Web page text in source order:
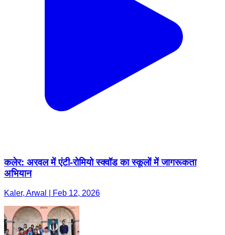
कलेर: अरवल में एंटी-रोमियो स्क्वॉड का स्कूलों में जागरूकता
अभियान
Kaler, Arwal | Feb 12, 2026